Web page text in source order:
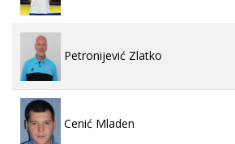
Petronijević Zlatko
Cenić Mladen